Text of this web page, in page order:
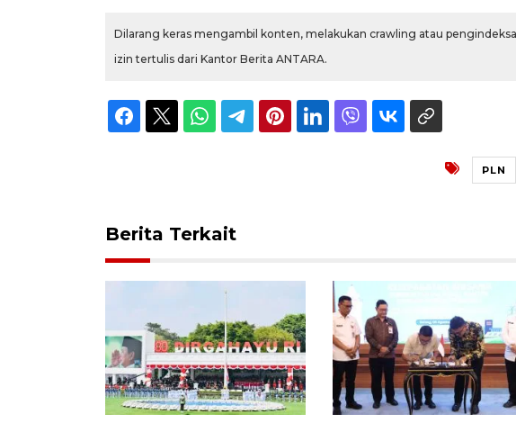
Dilarang keras mengambil konten, melakukan crawling atau
izin tertulis dari Kantor Berita ANTARA.
PLN
Berita Terkait